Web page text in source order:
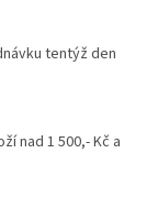
tentýž den
nad 1 500,- Kč a